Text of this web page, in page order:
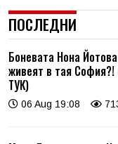
ПОСЛЕДНИ
Боневата Нона
живеят в тая
ТУК)
06 Aug 19:08